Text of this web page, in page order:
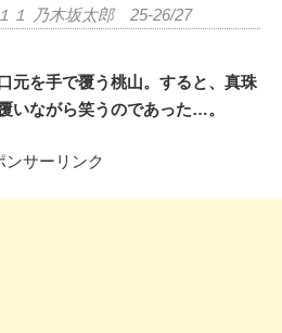
１ 乃木坂太郎 25-26/27
元を手で覆う桃山。すると、真珠
いながら笑うのであった…。
ンサーリンク